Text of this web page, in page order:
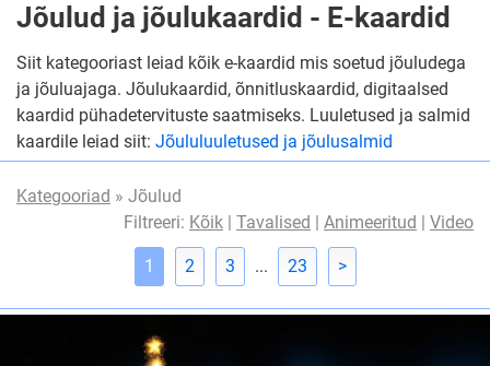
Jõulud ja jõulukaardid - E-kaardid
Siit kategooriast leiad kõik e-kaardid mis soetud jõuludega
ja jõuluajaga. Jõulukaardid, õnnitluskaardid, digitaalsed
kaardid pühadetervituste saatmiseks. Luuletused ja salmid
kaardile leiad siit: Jõululuuletused ja jõulusalmid
Kategooriad » Jõulud
Filtreeri: Kõik | Tavalised | Animeeritud | Video
1 2 3 ... 23 >